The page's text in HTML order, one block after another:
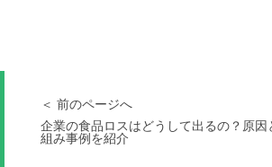
＜ 前のページへ
企業の食品ロスはどうして出るの？原因
組み事例を紹介